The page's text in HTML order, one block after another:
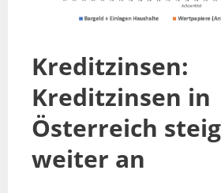
Kreditzinsen:
Kreditzinsen in
Österreich
weiter an